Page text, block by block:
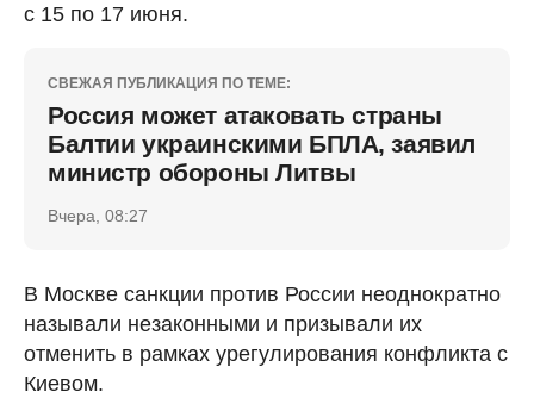
с 15 по 17 июня.
СВЕЖАЯ ПУБЛИКАЦИЯ ПО ТЕМЕ:
Россия может атаковать страны
Балтии украинскими БПЛА, заявил
министр обороны Литвы
Вчера, 08:27
В Москве санкции против России неоднократно
называли незаконными и призывали их
отменить в рамках урегулирования конфликта с
Киевом.